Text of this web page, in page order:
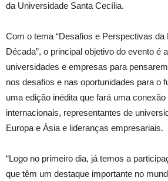
da Universidade Santa Cecília.
Com o tema “Desafios e Perspectivas
Década”, o principal objetivo do evento é
universidades e empresas para
nos desafios e nas oportunidades para o
uma edição inédita que fará uma
internacionais, representantes de
Europa e Ásia e lideranças empresariais.
“Logo no primeiro dia, já temos a
que têm um destaque importante no